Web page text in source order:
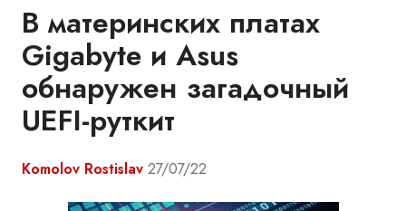
В материнских платах
Gigabyte и Asus
обнаружен загадочный
UEFI-руткит
Komolov Rostislav 27/07/22